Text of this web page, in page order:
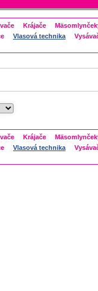
Krájače
Vlasová technika
Krájače
Vlasová technika